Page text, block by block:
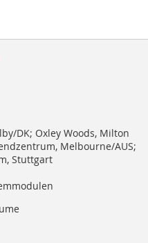
DK; Oxley Woods, Milton
Melbourne/AUS;
Stuttgart